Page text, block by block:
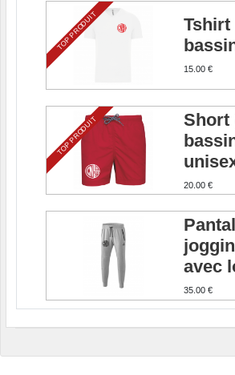
Tshirt
15.00 €
TOP PRODUIT
Short
20.00 €
TOP PRODUIT
avec
35.00 €